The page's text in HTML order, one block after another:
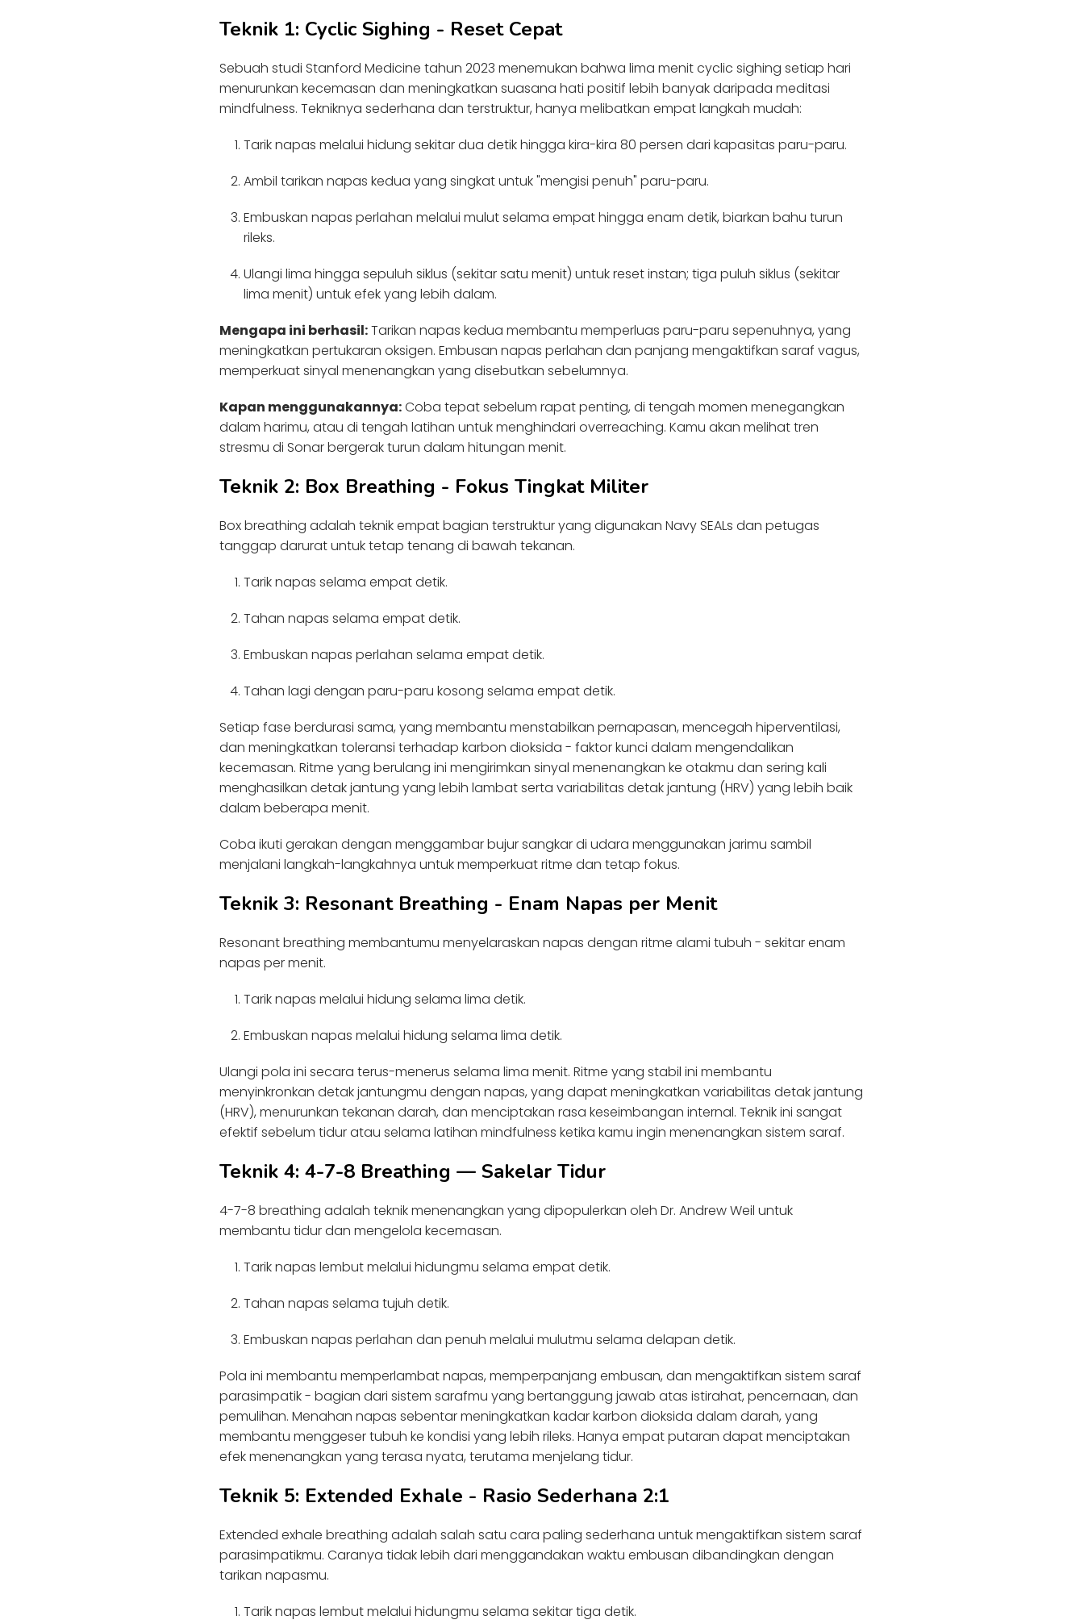
Teknik 1: Cyclic Sighing - Reset Cepat
Sebuah studi Stanford Medicine tahun 2023 menemukan bahwa lima menit cyclic sighing setiap hari
menurunkan kecemasan dan meningkatkan suasana hati positif lebih banyak daripada meditasi
mindfulness. Tekniknya sederhana dan terstruktur, hanya melibatkan empat langkah mudah:
Tarik napas melalui hidung sekitar dua detik hingga kira-kira 80 persen dari kapasitas paru-paru.
Ambil tarikan napas kedua yang singkat untuk "mengisi penuh" paru-paru.
Embuskan napas perlahan melalui mulut selama empat hingga enam detik, biarkan bahu turun
rileks.
Ulangi lima hingga sepuluh siklus (sekitar satu menit) untuk reset instan; tiga puluh siklus (sekitar
lima menit) untuk efek yang lebih dalam.
Mengapa ini berhasil:Tarikan napas kedua membantu memperluas paru-paru sepenuhnya, yang
meningkatkan pertukaran oksigen. Embusan napas perlahan dan panjang mengaktifkan saraf vagus,
memperkuat sinyal menenangkan yang disebutkan sebelumnya.
Kapan menggunakannya:Coba tepat sebelum rapat penting, di tengah momen menegangkan
dalam harimu, atau di tengah latihan untuk menghindari overreaching. Kamu akan melihat tren
stresmu di Sonar bergerak turun dalam hitungan menit.
Teknik 2: Box Breathing - Fokus Tingkat Militer
Box breathing adalah teknik empat bagian terstruktur yang digunakan Navy SEALs dan petugas
tanggap darurat untuk tetap tenang di bawah tekanan.
Tarik napas selama empat detik.
Tahan napas selama empat detik.
Embuskan napas perlahan selama empat detik.
Tahan lagi dengan paru-paru kosong selama empat detik.
Setiap fase berdurasi sama, yang membantu menstabilkan pernapasan, mencegah hiperventilasi,
dan meningkatkan toleransi terhadap karbon dioksida - faktor kunci dalam mengendalikan
kecemasan. Ritme yang berulang ini mengirimkan sinyal menenangkan ke otakmu dan sering kali
menghasilkan detak jantung yang lebih lambat serta variabilitas detak jantung (HRV) yang lebih baik
dalam beberapa menit.
Coba ikuti gerakan dengan menggambar bujur sangkar di udara menggunakan jarimu sambil
menjalani langkah-langkahnya untuk memperkuat ritme dan tetap fokus.
Teknik 3: Resonant Breathing - Enam Napas per Menit
Resonant breathing membantumu menyelaraskan napas dengan ritme alami tubuh - sekitar enam
napas per menit.
Tarik napas melalui hidung selama lima detik.
Embuskan napas melalui hidung selama lima detik.
Ulangi pola ini secara terus-menerus selama lima menit. Ritme yang stabil ini membantu
menyinkronkan detak jantungmu dengan napas, yang dapat meningkatkan variabilitas detak jantung
(HRV), menurunkan tekanan darah, dan menciptakan rasa keseimbangan internal. Teknik ini sangat
efektif sebelum tidur atau selama latihan mindfulness ketika kamu ingin menenangkan sistem saraf.
Teknik 4: 4-7-8 Breathing — Sakelar Tidur
4-7-8 breathing adalah teknik menenangkan yang dipopulerkan oleh Dr. Andrew Weil untuk
membantu tidur dan mengelola kecemasan.
Tarik napas lembut melalui hidungmu selama empat detik.
Tahan napas selama tujuh detik.
Embuskan napas perlahan dan penuh melalui mulutmu selama delapan detik.
Pola ini membantu memperlambat napas, memperpanjang embusan, dan mengaktifkan sistem saraf
parasimpatik - bagian dari sistem sarafmu yang bertanggung jawab atas istirahat, pencernaan, dan
pemulihan. Menahan napas sebentar meningkatkan kadar karbon dioksida dalam darah, yang
membantu menggeser tubuh ke kondisi yang lebih rileks. Hanya empat putaran dapat menciptakan
efek menenangkan yang terasa nyata, terutama menjelang tidur.
Teknik 5: Extended Exhale - Rasio Sederhana 2:1
Extended exhale breathing adalah salah satu cara paling sederhana untuk mengaktifkan sistem saraf
parasimpatikmu. Caranya tidak lebih dari menggandakan waktu embusan dibandingkan dengan
tarikan napasmu.
Tarik napas lembut melalui hidungmu selama sekitar tiga detik.